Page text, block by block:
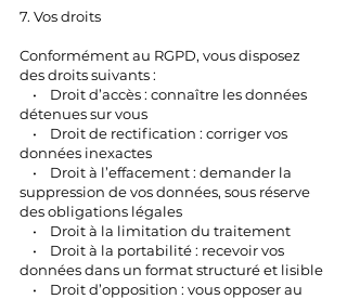
7. Vos droits
Conformément au RGPD, vous disposez
des droits suivants :
• Droit d’accès : connaître les données
détenues sur vous
• Droit de rectification : corriger vos
données inexactes
• Droit à l’effacement : demander la
suppression de vos données, sous réserve
des obligations légales
• Droit à la limitation du traitement
• Droit à la portabilité : recevoir vos
données dans un format structuré et lisible
• Droit d’opposition : vous opposer au